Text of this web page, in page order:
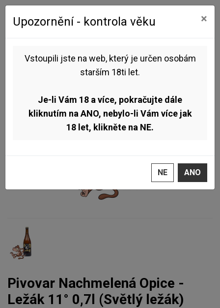
Pivovar Nachmelená Opice -
Ležák 11° 0,7l (Světlý ležák)
Upozornění - kontrola věku ×
Vstoupili jste na web, který je určen osobám
starším 18ti let.
Je-li Vám 18 a více, pokračujte dále
kliknutím na ANO, nebylo-li Vám více jak
18 let, klikněte na NE.
NE ANO